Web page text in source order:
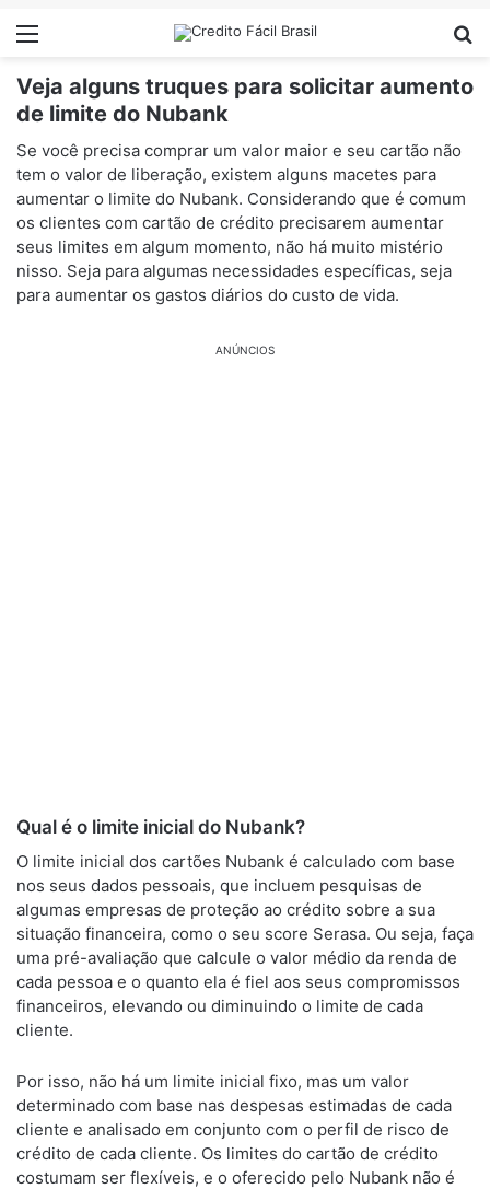
Menu
Veja alguns truques para solicitar aumento
de limite do Nubank
Se você precisa comprar um valor maior e seu cartão não
tem o valor de liberação, existem alguns macetes para
aumentar o limite do Nubank. Considerando que é comum
os clientes com cartão de crédito precisarem aumentar
seus limites em algum momento, não há muito mistério
nisso. Seja para algumas necessidades específicas, seja
para aumentar os gastos diários do custo de vida.
ANÚNCIOS
Qual é o limite inicial do Nubank?
O limite inicial dos cartões Nubank é calculado com base
nos seus dados pessoais, que incluem pesquisas de
algumas empresas de proteção ao crédito sobre a sua
situação financeira, como o seu score Serasa. Ou seja, faça
uma pré-avaliação que calcule o valor médio da renda de
cada pessoa e o quanto ela é fiel aos seus compromissos
financeiros, elevando ou diminuindo o limite de cada
cliente.
Por isso, não há um limite inicial fixo, mas um valor
determinado com base nas despesas estimadas de cada
cliente e analisado em conjunto com o perfil de risco de
crédito de cada cliente. Os limites do cartão de crédito
costumam ser flexíveis, e o oferecido pelo Nubank não é